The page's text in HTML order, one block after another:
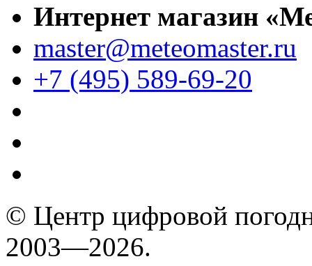
Интернет магазин
master@meteomaster.ru
+7 (495) 589-69-20
© Центр цифровой
2003—2026.